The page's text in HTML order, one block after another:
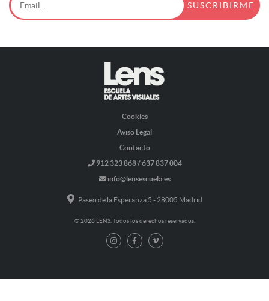
Cookies
Aviso Legal
Contacto
912 323 868 / 637 837 004
info@lensescuela.es
Paseo de la Esperanza 5 - 28005 Madrid
© 2026 LENS. Todos los derechos reservados.